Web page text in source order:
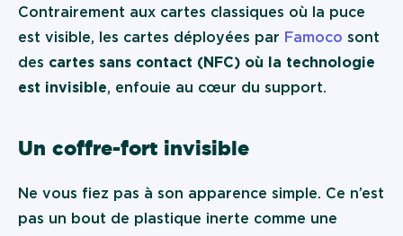
Contrairement aux cartes classiques où la puce
est visible, les cartes déployées par Famoco sont
des cartes sans contact (NFC) où la technologie
est invisible, enfouie au cœur du support.
Un coffre-fort invisible
Ne vous fiez pas à son apparence simple. Ce n’est
pas un bout de plastique inerte comme une